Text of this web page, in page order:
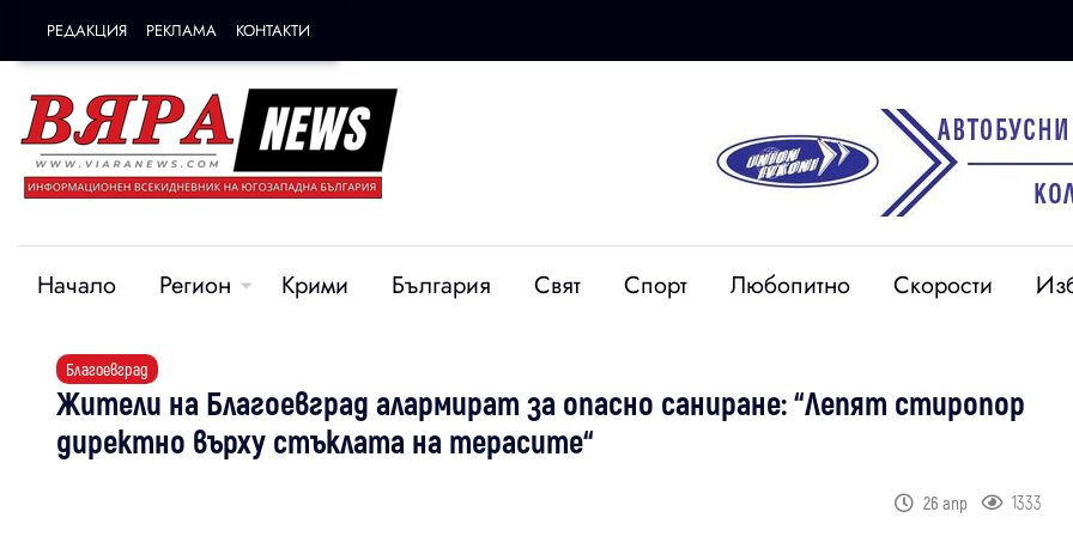
РЕДАКЦИЯ РЕКЛАМА КОНТАКТИ
Начало Регион Крими България Свят Спорт Любопитно Скорости
Благоевград
Жители на Благоевград алармират за опасно саниране: “Лепят стиропор
директно върху стъклата на терасите“
26 апр 1333